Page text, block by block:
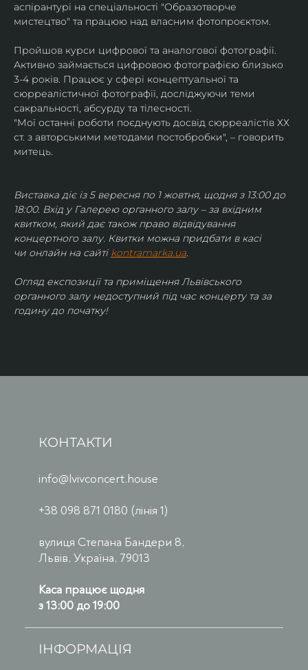
аспірантурі на спеціальності "Образотворче
мистецтво" та працюю над власним фотопроєктом.
Пройшов курси цифрової та аналогової фотографії.
Активно займається цифровою фотографією близько
3-4 років. Працює у сфері концептуальної та
сюрреалістичної фотографії, досліджуючи теми
сакральності, абсурду та тілесності.
"Мої останні роботи поєднують досвід сюрреалістів ХХ
ст. з авторськими методами постобробки", – говорить
митець.
Виставка діє із 5 вересня по 1 жовтня, щодня з 13:00 до
18:00. Вхід у Галерею органного залу – за вхідним
квитком, який дає також право відвідування
концертного залу. Квитки можна придбати в касі
чи онлайн на сайті kontramarka.ua.
Огляд експозиції та приміщення Львівського
органного залу недоступний під час концерту та за
годину до початку!
КОНТАКТИ
info@lvivconcert.house
+38 098 871 0180 (лінія 1)
вулиця Степана Бандери 8,
Львів, Україна, 79013
Каса працює щодня
з 13:00 до 19:00
ІНФОРМАЦІЯ